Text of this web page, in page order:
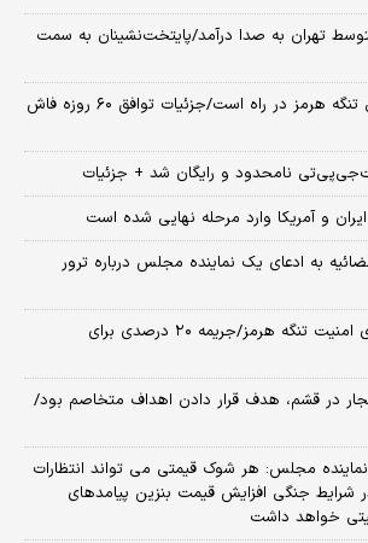
تهران به صدا درآمد/پایتخت‌نشینان به سمت
العربیه: توافق بازگشایی تنگه هرمز در راه است/جزئیات توافق ۶۰ روزه فاش
نامحدود و رایگان شد + جزئیات
ایران و آمریکا وارد مرحله نهایی شده است
به ادعای یک نماینده مجلس درباره ترور
جزئیاتی از طرح راهبردی امنیت تنگه هرمز/جریمه ۲۰ درصدی برای
در قشم، هدف قرار دادن اهداف متخاصم بود/
مجلس: هر شوک قیمتی می تواند انتظارات
شرایط جنگی افزایش قیمت بنزین پیامدهای
خواهد داشت